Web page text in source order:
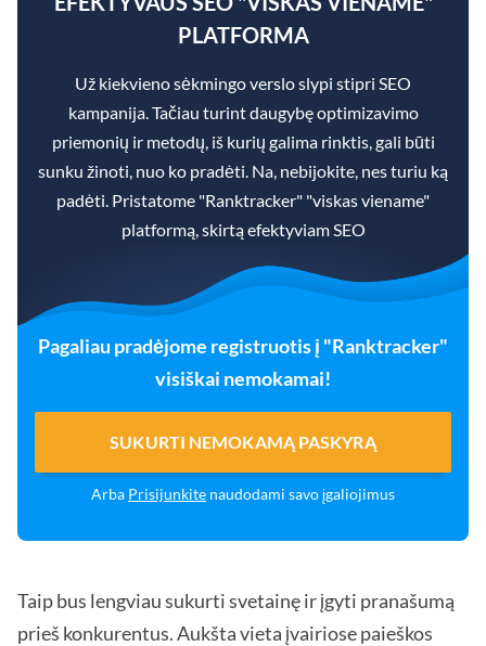
PLATFORMA
Už kiekvieno sėkmingo verslo slypi stipri SEO
kampanija. Tačiau turint daugybę optimizavimo
priemonių ir metodų, iš kurių galima rinktis, gali būti
sunku žinoti, nuo ko pradėti. Na, nebijokite, nes turiu ką
padėti. Pristatome "Ranktracker" "viskas viename"
platformą, skirtą efektyviam SEO
Pagaliau pradėjome registruotis į "Ranktracker"
visiškai nemokamai!
SUKURTI NEMOKAMĄ PASKYRĄ
Arba Prisijunkite naudodami savo įgaliojimus
Taip bus lengviau sukurti svetainę ir įgyti pranašumą
prieš konkurentus. Aukšta vieta įvairiose paieškos